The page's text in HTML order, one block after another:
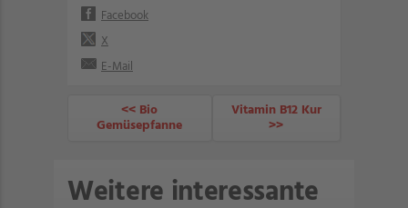
Facebook
X
E-Mail
<< Bio
Gemüsepfanne
Vitamin B12 Kur
>>
Weitere interessante